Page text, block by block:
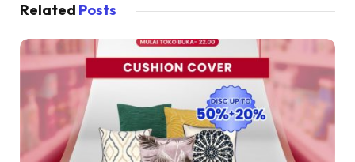
Related Posts